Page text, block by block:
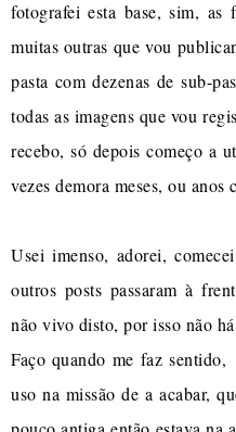
fotografei esta base, sim, as
muitas outras que vou
pasta com dezenas de sub-
todas as imagens que vou
recebo, só depois começo a
vezes demora meses, ou anos
Usei imenso, adorei,
outros posts passaram à
não vivo disto, por isso não
Faço quando me faz
uso na missão de a acabar,